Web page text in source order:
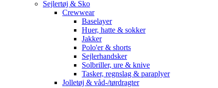
Sejlertøj & Sko
Crewwear
Baselayer
Huer, hatte & sokker
Jakker
Polo'er & shorts
Sejlerhandsker
Solbriller, ure & knive
Tasker, regnslag & paraplyer
Jolletøj & våd-/tørdragter